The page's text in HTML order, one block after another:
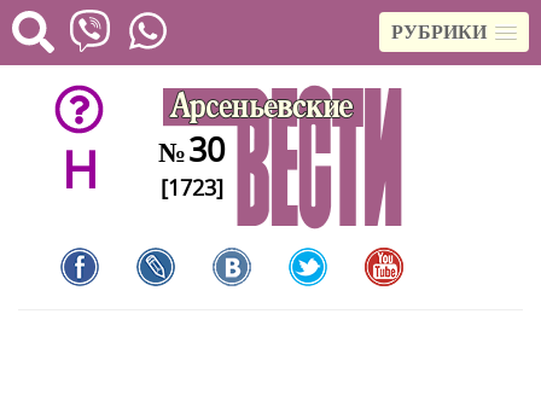
РУБРИКИ
H №30
[1723]